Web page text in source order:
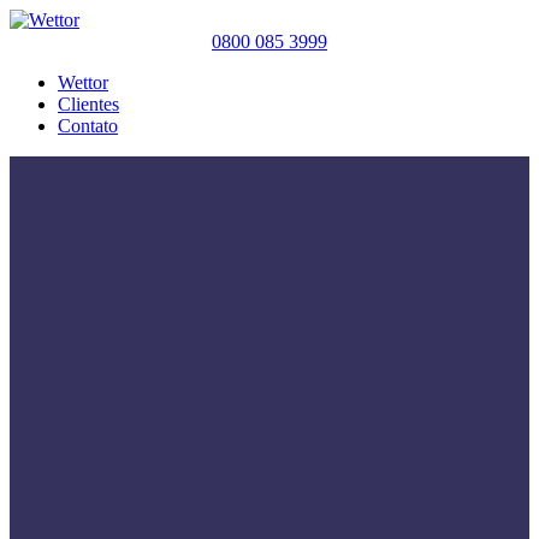
0800 085 3999
Wettor
Clientes
Contato